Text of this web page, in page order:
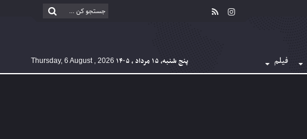
فیلم پنج شنبه, ۱۵ مرداد , ۱۴۰۵ Thursday, 6 August , 2026